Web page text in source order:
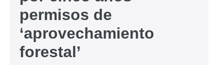
permisos de
‘aprovechamiento
forestal’